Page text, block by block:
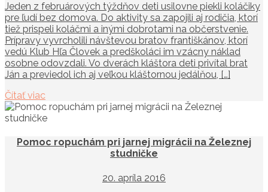
Jeden z februárových týždňov deti usilovne piekli koláčiky
pre ľudí bez domova. Do aktivity sa zapojili aj rodičia, ktorí
tiež prispeli koláčmi a inými dobrotami na občerstvenie.
Prípravy vyvrcholili návštevou bratov františkánov, ktorí
vedú Klub Hľa Človek a predškoláci im vzácny náklad
osobne odovzdali. Vo dverách kláštora deti privítal brat
Ján a previedol ich aj veľkou kláštornou jedálňou, […]
Čítať viac
Pomoc ropuchám pri jarnej migrácii na Železnej
studničke
20. apríla 2016